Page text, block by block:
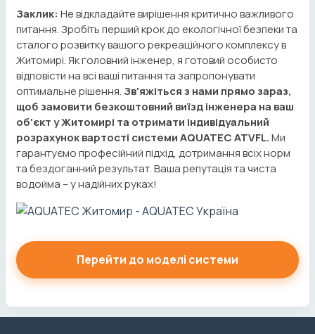
Заклик: Не відкладайте вирішення критично важливого
питання. Зробіть перший крок до екологічної безпеки та
сталого розвитку вашого рекреаційного комплексу в
Житомирі. Як головний інженер, я готовий особисто
відповісти на всі ваші питання та запропонувати
оптимальне рішення. Зв'яжіться з нами прямо зараз,
щоб замовити безкоштовний виїзд інженера на ваш
об'єкт у Житомирі та отримати індивідуальний
розрахунок вартості системи AQUATEC ATVFL.Ми
гарантуємо професійний підхід, дотримання всіх норм
та бездоганний результат. Ваша репутація та чиста
водойма – у надійних руках!
Перейти до моделі системи